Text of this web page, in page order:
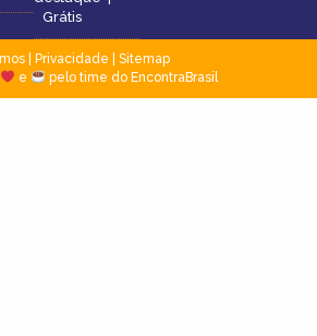
Grátis
| Privacidade
Sitemap
e pelo time do EncontraBrasil